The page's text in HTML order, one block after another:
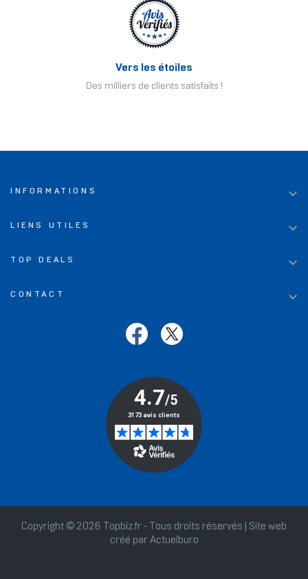
Vers les étoiles
Des milliers de clients satisfaits !
INFORMATIONS 
LIENS UTILES 
TOP DEALS 
CONTACT 
Copyright © 2026 Topbiz.fr - Tous droits réservés | Site web
créé par Actuelburo